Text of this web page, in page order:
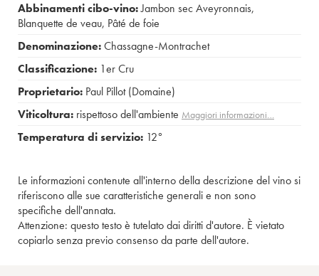
Abbinamenti cibo-vino:Jambon sec Aveyronnais,
Blanquette de veau, Pâté de foie
Denominazione:Chassagne-Montrachet
Classificazione: 1er Cru
Proprietario: Paul Pillot (Domaine)
Viticoltura: rispettoso dell'ambiente Maggiori informazioni…
Temperatura di servizio: 12°
Le informazioni contenute all'interno della descrizione del vino si
riferiscono alle sue caratteristiche generali e non sono
specifiche dell'annata.
Attenzione: questo testo è tutelato dai diritti d'autore. È vietato
copiarlo senza previo consenso da parte dell'autore.